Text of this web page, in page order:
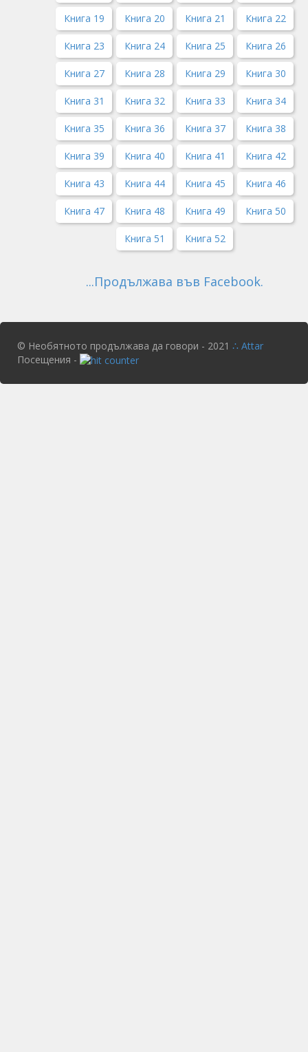
Книга 19 Книга 20 Книга 21 Книга 22
Книга 23 Книга 24 Книга 25 Книга 26
Книга 27 Книга 28 Книга 29 Книга 30
Книга 31 Книга 32 Книга 33 Книга 34
Книга 35 Книга 36 Книга 37 Книга 38
Книга 39 Книга 40 Книга 41 Книга 42
Книга 43 Книга 44 Книга 45 Книга 46
Книга 47 Книга 48 Книга 49 Книга 50
Книга 51 Книга 52
...Продължава във Facebook.
© Необятното продължава да говори - 2021 ∴ Attar
Посещения -